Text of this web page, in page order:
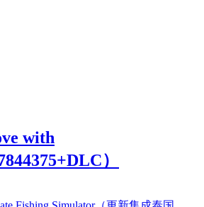
with
）